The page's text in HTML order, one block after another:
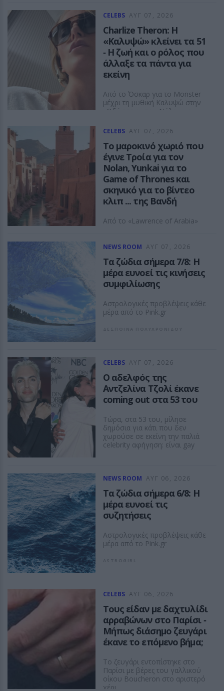
CELEBS ΑΥΓ 07, 2026
Charlize Theron: Η
«Καλυψώ» κλείνει τα 51
‑ H ζωή και ο ρόλος που
άλλαξε τα πάντα για
εκείνη
Από το Όσκαρ για το Monster
μέχρι τη μυθική Καλυψώ στην
«Οδύσσεια» του Νόλαν - η
51 χρόνια ζωής και μια καριέρα
χωρίς στερεότυπα.
ASTROGIRL
CELEBS ΑΥΓ 07, 2026
Το μαροκινό χωριό που
έγινε Τροία για τον
Nolan, Yunkai για το
Game of Thrones και
σκηνικό για το βίντεο
κλιπ ... της Βανδή
Από το «Lawrence of Arabia»
Christopher Nolan, το
Χαντού έχει φιλοξενήσει πάνω
από έξι δεκαετίες
κινηματογραφικής ιστορίας
NEWS ROOM ΑΥΓ 07, 2026
Τα ζώδια σήμερα 7/8: Η
μέρα ευνοεί τις κινήσεις
συμφιλίωσης
Αστρολογικές προβλέψεις κάθε
μέρα από το Pink.gr
CELEBS ΑΥΓ 07, 2026
Ο αδελφός της
Αντζελίνα Τζολί έκανε
coming out στα 53 του
Τώρα, στα 53 του, μίλησε
δημόσια για κάτι που δεν
χωρούσε σε εκείνη την παλιά
celebrity αφήγηση: είναι gay
NEWS ROOM ΑΥΓ 06, 2026
Τα ζώδια σήμερα 6/8: Η
μέρα ευνοεί τις
συζητήσεις
Αστρολογικές προβλέψεις κάθε
μέρα από το Pink.gr
CELEBS ΑΥΓ 06, 2026
Τους είδαν με δαχτυλίδι
αρραβώνων στο Παρίσι ‑
Μήπως διάσημο ζευγάρι
έκανε το επόμενο βήμα;
Το ζευγάρι εντοπίστηκε στο
Παρίσι με βέρες του γαλλικού
οίκου Boucheron στο αριστερό
χέρι